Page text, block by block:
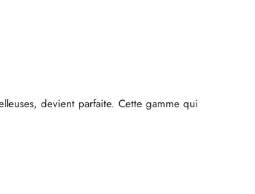
devient parfaite. Cette gamme qui